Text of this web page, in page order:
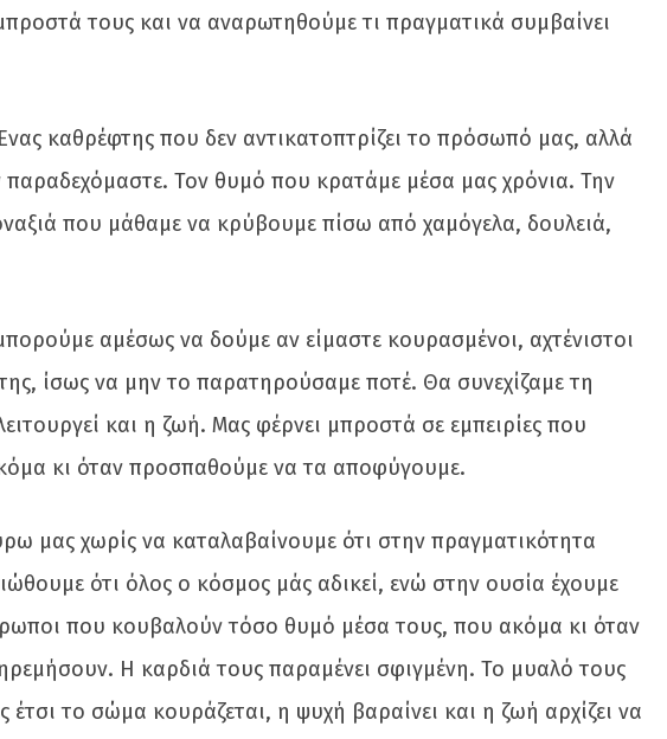
τους και να αναρωτηθούμε τι πραγματικά συμβαίνει
καθρέφτης που δεν αντικατοπτρίζει το πρόσωπό μας, αλλά
Τον θυμό που κρατάμε μέσα μας χρόνια. Την
που μάθαμε να κρύβουμε πίσω από χαμόγελα, δουλειά,
αμέσως να δούμε αν είμαστε κουρασμένοι, αχτένιστοι
ίσως να μην το παρατηρούσαμε ποτέ. Θα συνεχίζαμε τη
και η ζωή. Μας φέρνει μπροστά σε εμπειρίες που
κι όταν προσπαθούμε να τα αποφύγουμε.
μας χωρίς να καταλαβαίνουμε ότι στην πραγματικότητα
ότι όλος ο κόσμος μάς αδικεί, ενώ στην ουσία έχουμε
που κουβαλούν τόσο θυμό μέσα τους, που ακόμα κι όταν
Η καρδιά τους παραμένει σφιγμένη. Το μυαλό τους
το σώμα κουράζεται, η ψυχή βαραίνει και η ζωή αρχίζει να